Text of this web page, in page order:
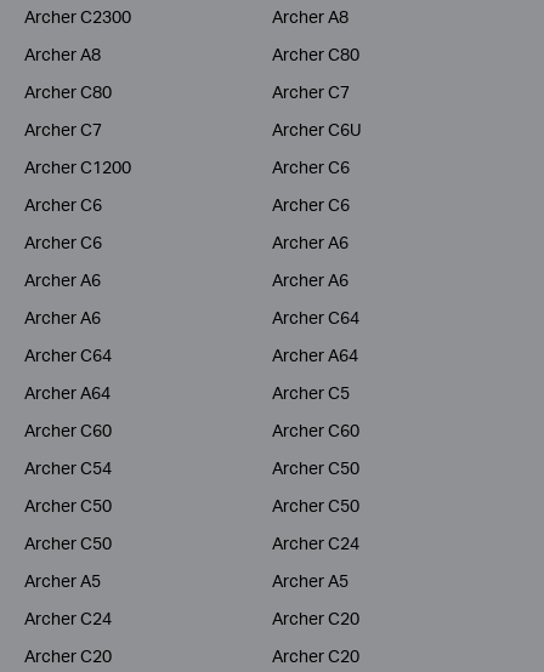
Archer C2300
Archer A8
Archer A8
Archer C80
Archer C80
Archer C7
Archer C7
Archer C6U
Archer C1200
Archer C6
Archer C6
Archer C6
Archer C6
Archer A6
Archer A6
Archer A6
Archer A6
Archer C64
Archer C64
Archer A64
Archer A64
Archer C5
Archer C60
Archer C60
Archer C54
Archer C50
Archer C50
Archer C50
Archer C50
Archer C24
Archer A5
Archer A5
Archer C24
Archer C20
Archer C20
Archer C20